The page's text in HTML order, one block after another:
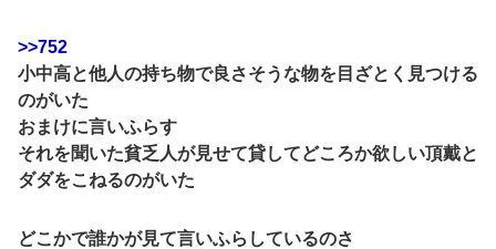
>>752
小中高と他人の持ち物で良さそうな物を目ざとく見つける
のがいた
おまけに言いふらす
それを聞いた貧乏人が見せて貸してどころか欲しい頂戴と
ダダをこねるのがいた
どこかで誰かが見て言いふらしているのさ